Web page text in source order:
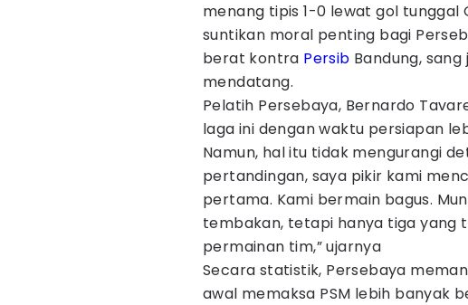
menang tipis 1-0 lewat gol tunggal
suntikan moral penting bagi
berat kontra Persib Bandung,
mendatang.
Pelatih Persebaya, Bernardo
laga ini dengan waktu persiapan
Namun, hal itu tidak mengurangi
pertandingan, saya pikir kami
pertama. Kami bermain bagus.
tembakan, tetapi hanya tiga yang
permainan tim,” ujarnya
Secara statistik, Persebaya
awal memaksa PSM lebih banyak